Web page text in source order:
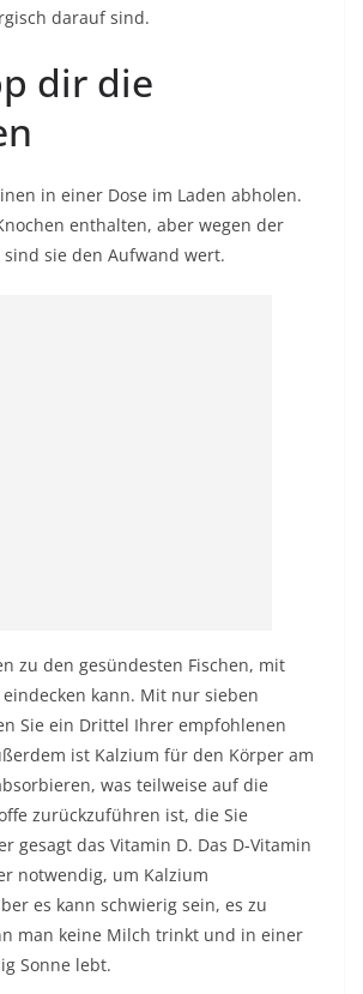
darauf sind.
dir die
in einer Dose im Laden abholen.
enthalten, aber wegen der
sie den Aufwand wert.
zu den gesündesten Fischen, mit
kann. Mit nur sieben
Sie ein Drittel Ihrer empfohlenen
ist Kalzium für den Körper am
was teilweise auf die
zurückzuführen ist, die Sie
gesagt das Vitamin D. Das D-Vitamin
notwendig, um Kalzium
es kann schwierig sein, es zu
man keine Milch trinkt und in einer
Sonne lebt.